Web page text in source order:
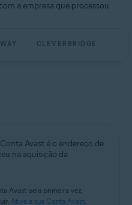
a empresa que processou
CLEVERBRIDGE
Avast é o endereço de
na aquisição da
Avast pela primeira vez,
Ative a sua Conta Avast.